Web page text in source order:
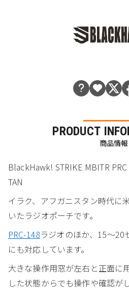
PRODUCT
商品情報
BlackHawk! STRIKE MBITR
TAN
イラク、アフガニスタン時代に
いたラジオポーチです。
PRC-148ラジオのほか、15～20
にも対応しています。
大きな操作用窓が左右と正面に
した状態からでも操作や確認が